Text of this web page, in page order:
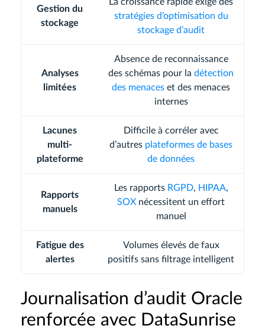
Gestion du
stockage
stratégies d’optimisation du
stockage d’audit
Analyses
limitées
Absence de reconnaissance
des schémas pour la détection
des menaces et des menaces
internes
Lacunes
multi-
plateforme
Difficile à corréler avec
d’autres plateformes de bases
de données
Rapports
manuels
Les rapports RGPD, HIPAA,
SOX nécessitent un effort
manuel
Fatigue des
alertes
Volumes élevés de faux
positifs sans filtrage intelligent
Journalisation d’audit Oracle
renforcée avec DataSunrise